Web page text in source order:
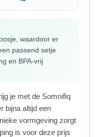
waardoor er
passend setje
en BPA-vrij
je met de Somnifiq
bijna altijd een
vormgeving zorgt
is voor deze prijs